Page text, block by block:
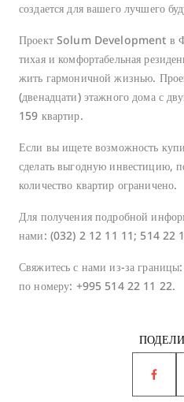
создается для вашего лучшего
Проект Solum Development в
тихая и комфортабельная
жить гармоничной жизнью.
(двенадцати) этажного дома с
159 квартир.
Если вы ищете возможность
сделать выгодную инвестицию,
количество квартир ограничено.
Для получения подробной
нами: (032) 2 12 11 11; 514 22
Свяжитесь с нами из-за
по номеру: +995 514 22 11 22.